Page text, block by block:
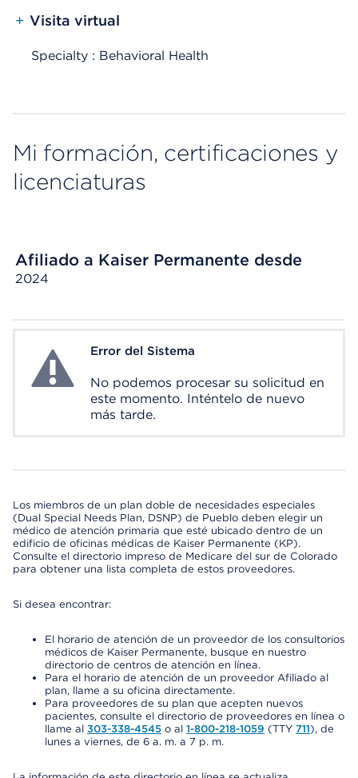
+ Visita virtual
Specialty : Behavioral Health
Mi formación, certificaciones y
licenciaturas
Afiliado a Kaiser Permanente desde
2024
System ErrorError del Sistema
No podemos procesar su solicitud en
este momento. Inténtelo de nuevo
más tarde.
Los miembros de un plan doble de necesidades especiales
(Dual Special Needs Plan, DSNP) de Pueblo deben elegir un
médico de atención primaria que esté ubicado dentro de un
edificio de oficinas médicas de Kaiser Permanente (KP).
Consulte el directorio impreso de Medicare del sur de Colorado
para obtener una lista completa de estos proveedores.
Si desea encontrar:
El horario de atención de un proveedor de los consultorios
médicos de Kaiser Permanente, busque en nuestro
directorio de centros de atención en línea.
Para el horario de atención de un proveedor Afiliado al
plan, llame a su oficina directamente.
Para proveedores de su plan que acepten nuevos
pacientes, consulte el directorio de proveedores en línea o
llame al 303-338-4545 o al 1-800-218-1059 (TTY 711), de
lunes a viernes, de 6 a. m. a 7 p. m.